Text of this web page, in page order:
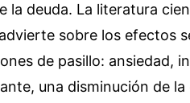
la deuda. La literatura
sobre los efectos
de pasillo: ansiedad,
una disminución de